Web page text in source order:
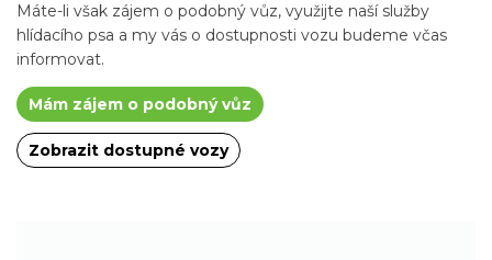
Máte-li však zájem o podobný vůz, využijte naší služby
hlídacího psa a my vás o dostupnosti vozu budeme včas
informovat.
Mám zájem o podobný vůz
Zobrazit dostupné vozy